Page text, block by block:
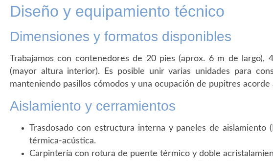
Diseño y equipamiento técnico
Dimensiones y formatos disponibles
Trabajamos con contenedores de 20 pies (aprox. 6 m de largo),
(mayor altura interior). Es posible unir varias unidades para
manteniendo pasillos cómodos y una ocupación de pupitres acorde
Aislamiento y cerramientos
Trasdosado con estructura interna y paneles de aislamiento
térmica-acústica.
Carpintería con rotura de puente térmico y doble